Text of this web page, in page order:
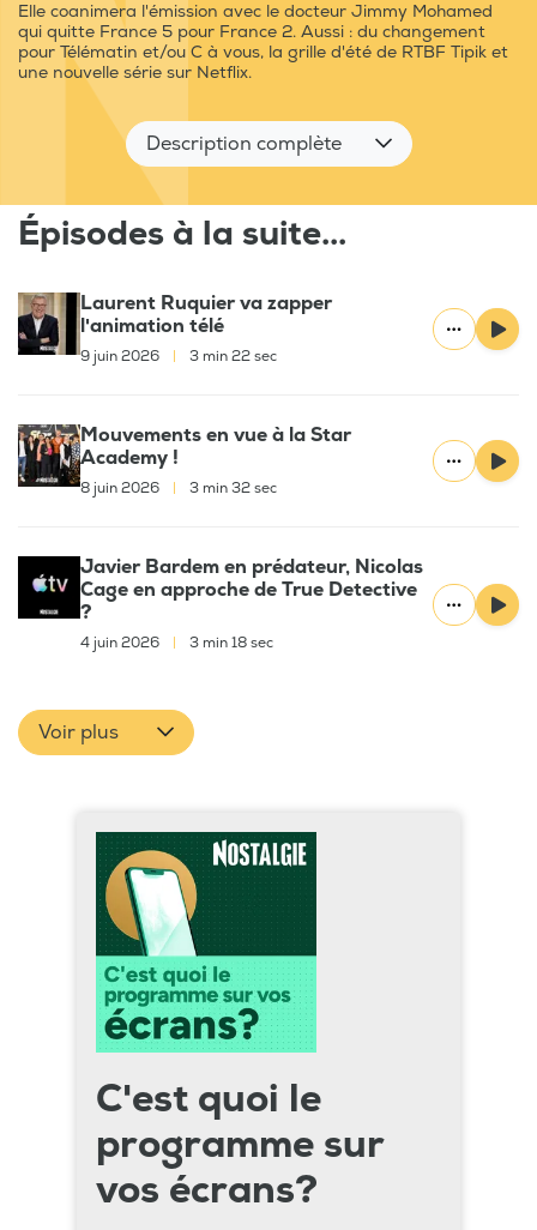
Elle coanimera l'émission avec le docteur Jimmy Mohamed
qui quitte France 5 pour France 2. Aussi : du changement
pour Télématin et/ou C à vous, la grille d'été de RTBF Tipik et
une nouvelle série sur Netflix.
Description complète
Épisodes à la suite...
Laurent Ruquier va zapper
l'animation télé
9 juin 2026 3 min 22 sec
Mouvements en vue à la Star
Academy !
8 juin 2026 3 min 32 sec
Javier Bardem en prédateur, Nicolas
Cage en approche de True Detective
?
4 juin 2026 3 min 18 sec
Voir plus
C'est quoi le
programme sur
vos écrans?